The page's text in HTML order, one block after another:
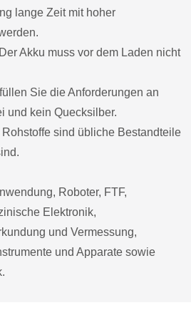
lange Zeit mit hoher
Akku muss vor dem Laden nicht
Sie die Anforderungen an
und kein Quecksilber.
sind übliche Bestandteile
Roboter, FTF,
Elektronik,
und Vermessung,
und Apparate sowie